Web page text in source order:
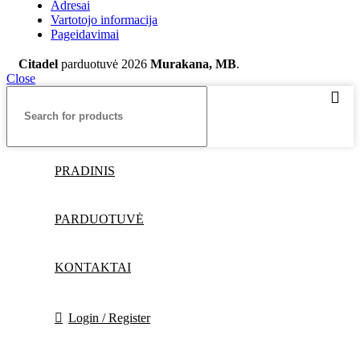
Adresai
Vartotojo informacija
Pageidavimai
Citadel parduotuvė 2026 Murakana, MB.
Close
PRADINIS
PARDUOTUVĖ
KONTAKTAI
Login / Register